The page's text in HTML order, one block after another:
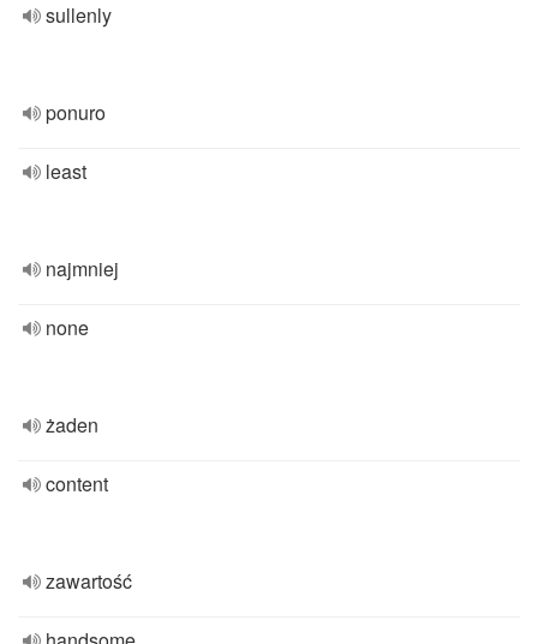
sullenly
ponuro
least
najmniej
none
żaden
content
zawartość